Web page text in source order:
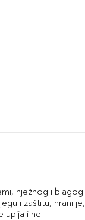
nježnog i
i zaštitu, hrani
upija i ne